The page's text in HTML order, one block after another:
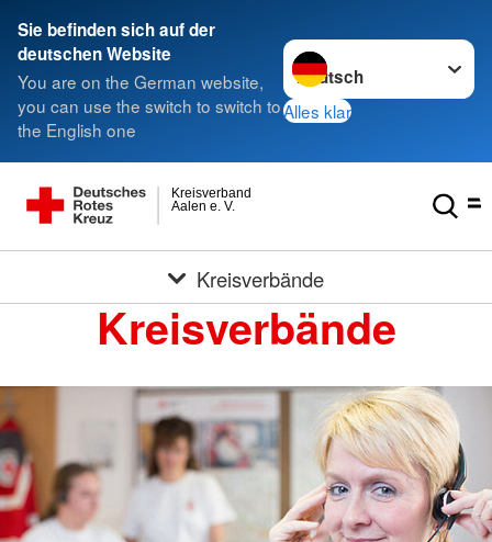
Sie befinden sich auf der
deutschen Website
You are on the German website,
you can use the switch to switch to
the English one
Sprache wechseln zu
Alles klar
Aalen e. V.
Kreisverband
Kreisverbände
Kreisverbände